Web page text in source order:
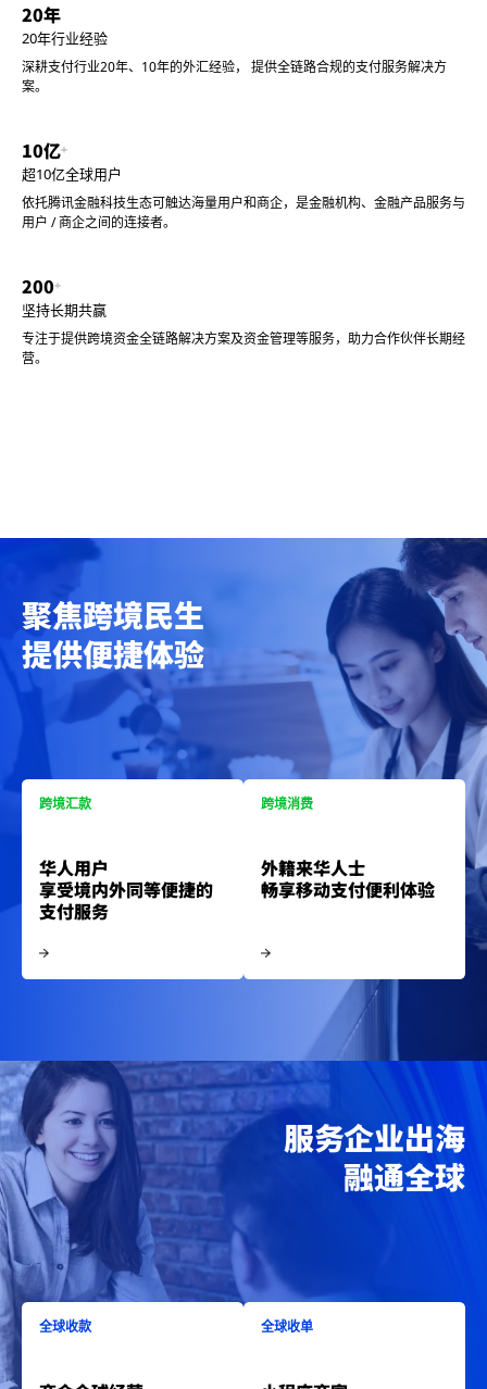
20年
20年行业经验
深耕支付行业20年、10年的外汇经验， 提供全链路合规的支付服务解决方
案。
10亿
超10亿全球用户
依托腾讯金融科技生态可触达海量用户和商企，是金融机构、金融产品服务与
用户 / 商企之间的连接者。
200
坚持长期共赢
专注于提供跨境资金全链路解决方案及资金管理等服务，助力合作伙伴长期经
营。
聚焦跨境民生
提供便捷体验
跨境汇款
华人用户
享受境内外同等便捷的
支付服务
跨境消费
外籍来华人士
畅享移动支付便利体验
服务企业出海
融通全球
全球收款 全球收单